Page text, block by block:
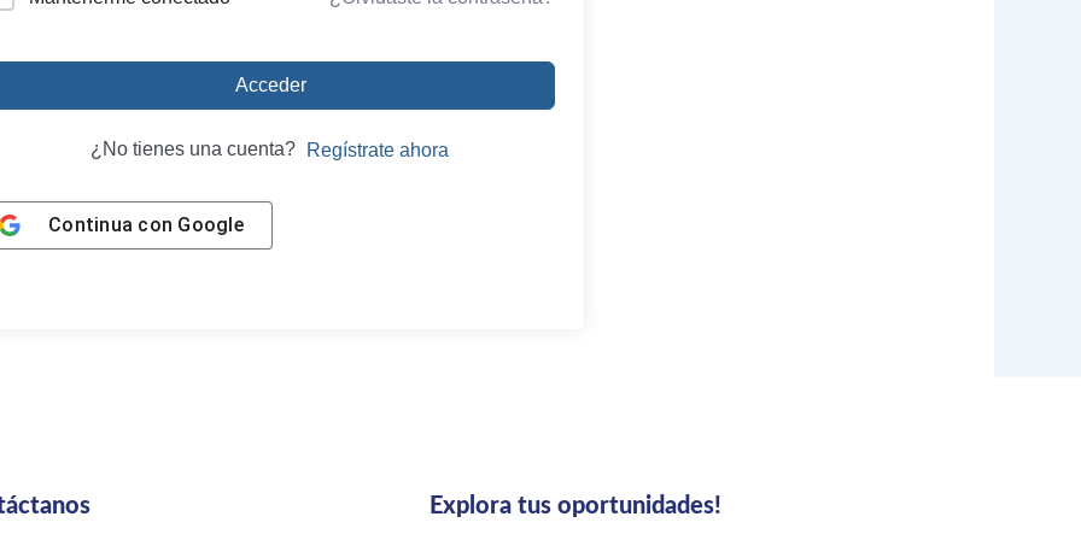
Acceder
¿No tienes una cuenta? Regístrate ahora
Continua con Google
Explora tus oportunidades!